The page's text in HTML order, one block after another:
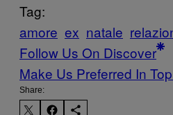
Tag:
amore ex natale
Follow Us On Discover
Make Us Preferred In
Share: